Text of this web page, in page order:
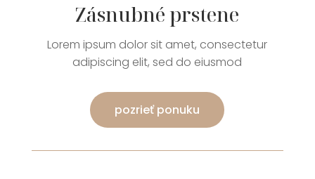
Zásnubné prstene
Lorem ipsum dolor sit amet, consectetur
adipiscing elit, sed do eiusmod
pozrieť ponuku